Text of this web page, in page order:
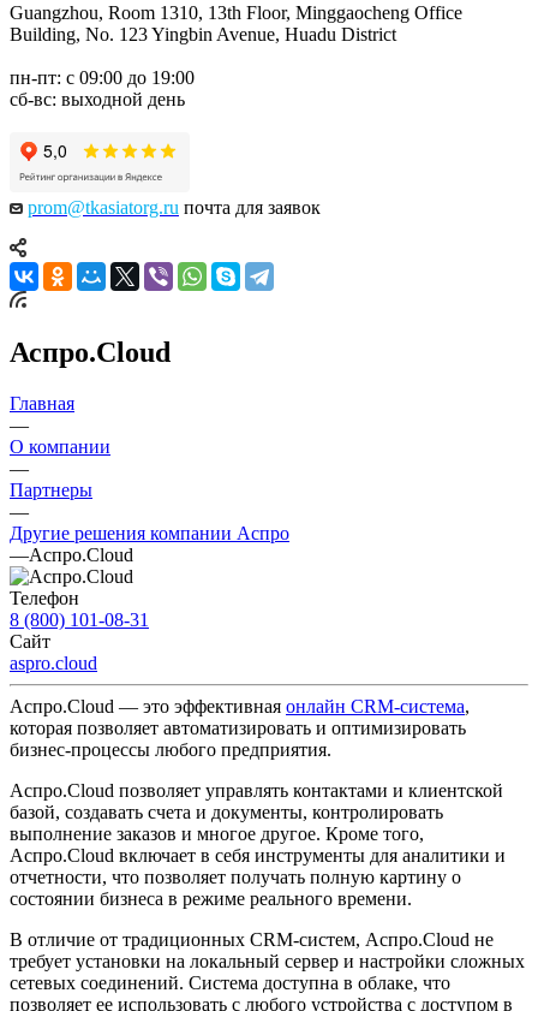
Guangzhou, Room 1310, 13th Floor, Minggaocheng Office
Building, No. 123 Yingbin Avenue, Huadu District
пн-пт: с 09:00 до 19:00
сб-вс: выходной день
prom@tkasiatorg.ru почта для заявок
Аспро.Cloud
Главная
—
О компании
—
Партнеры
—
Другие решения компании Аспро
—Аспро.Cloud
Телефон
8 (800) 101-08-31
Сайт
aspro.cloud
Аспро.Cloud — это эффективная онлайн CRM-система,
которая позволяет автоматизировать и оптимизировать
бизнес-процессы любого предприятия.
Аспро.Cloud позволяет управлять контактами и клиентской
базой, создавать счета и документы, контролировать
выполнение заказов и многое другое. Кроме того,
Аспро.Cloud включает в себя инструменты для аналитики и
отчетности, что позволяет получать полную картину о
состоянии бизнеса в режиме реального времени.
В отличие от традиционных CRM-систем, Аспро.Cloud не
требует установки на локальный сервер и настройки сложных
сетевых соединений. Система доступна в облаке, что
позволяет ее использовать с любого устройства с доступом в